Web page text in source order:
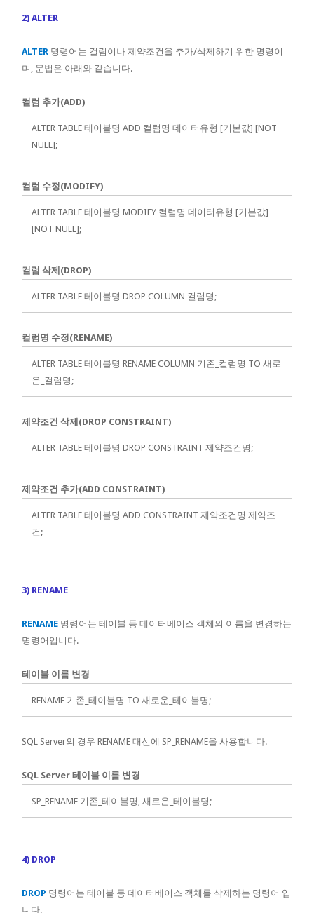
2) ALTER
ALTER 명령어는 컬림이나 제약조건을 추가/삭제하기 위한 명령이
며, 문법은 아래와 같습니다.
컬럼 추가(ADD)
ALTER TABLE 테이블명 ADD 컬럼명 데이터유형 [기본값] [NOT
NULL];
컬럼 수정(MODIFY)
ALTER TABLE 테이블명 MODIFY 컬럼명 데이터유형 [기본값]
[NOT NULL];
컬럼 삭제(DROP)
ALTER TABLE 테이블명 DROP COLUMN 컬럼명;
컬럼명 수정(RENAME)
ALTER TABLE 테이블명 RENAME COLUMN 기존_컬럼명 TO 새로
운_컬럼명;
제약조건 삭제(DROP CONSTRAINT)
ALTER TABLE 테이블명 DROP CONSTRAINT 제약조건명;
제약조건 추가(ADD CONSTRAINT)
ALTER TABLE 테이블명 ADD CONSTRAINT 제약조건명 제약조
건;
3) RENAME
RENAME 명령어는 테이블 등 데이터베이스 객체의 이름을 변경하는
명령어입니다.
테이블 이름 변경
RENAME 기존_테이블명 TO 새로운_테이블명;
SQL Server의 경우 RENAME 대신에 SP_RENAME을 사용합니다.
SQL Server 테이블 이름 변경
SP_RENAME 기존_테이블명, 새로운_테이블명;
4) DROP
DROP 명령어는 테이블 등 데이터베이스 객체를 삭제하는 명령어 입
니다.